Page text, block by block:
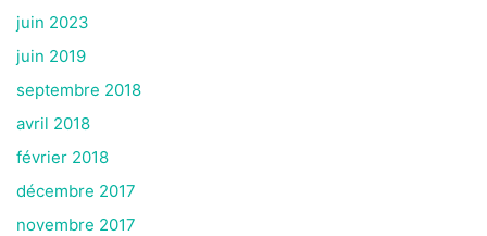
juin 2023
juin 2019
septembre 2018
avril 2018
février 2018
décembre 2017
novembre 2017